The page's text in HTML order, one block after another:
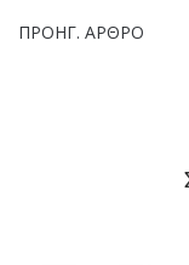
ΠΡΟΗΓ. ΆΡΘΡΟ